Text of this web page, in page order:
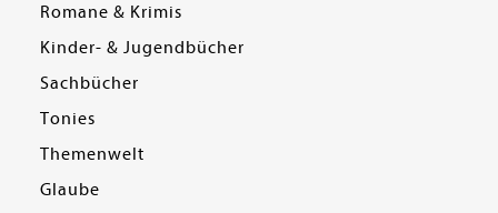
Romane & Krimis
Kinder- & Jugendbücher
Sachbücher
Tonies
Themenwelt
Glaube